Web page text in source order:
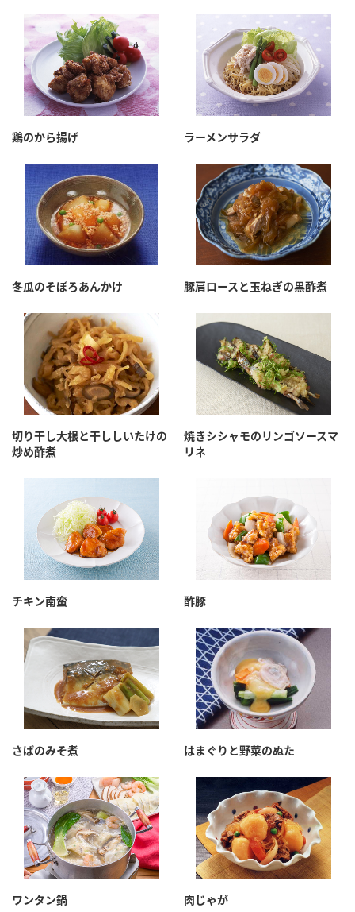
鶏のから揚げ ラーメンサラダ
冬瓜のそぼろあんかけ 豚肩ロースと玉ねぎの黒酢煮
切り干し大根と干ししいたけの
炒め酢煮
焼きシシャモのリンゴソースマ
リネ
チキン南蛮 酢豚
さばのみそ煮 はまぐりと野菜のぬた
ワンタン鍋 肉じゃが